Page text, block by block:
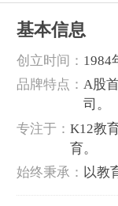
基本信息
创立时间： 1984
品牌特点‌： A股
司。
‌专注于‌： K12教
育。
‌始终秉承‌： 以教